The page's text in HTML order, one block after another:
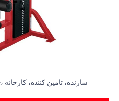
تگ های داغ: Lat Pulldown Machine، سازنده، تامین کننده، کارخانه